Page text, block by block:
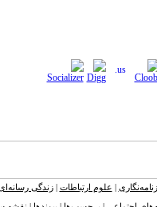
علوم ارتباطات |زندگی